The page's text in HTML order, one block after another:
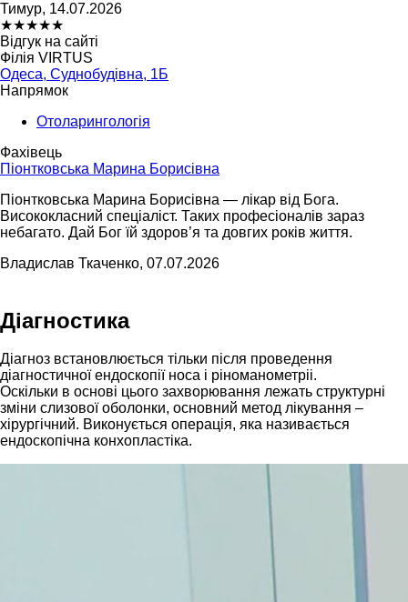
Тимур, 14.07.2026
★★★★★
Відгук на сайті
Філія VIRTUS
Одеса, Суднобудівна, 1Б
Напрямок
Отоларингологія
Фахівець
Піонтковська Марина Борисівна
Піонтковська Марина Борисівна — лікар від Бога.
Висококласний спеціаліст. Таких професіоналів зараз
небагато. Дай Бог їй здоров’я та довгих років життя.
Владислав Ткаченко, 07.07.2026
Діагностика
Діагноз встановлюється тільки після проведення
діагностичної ендоскопії носа і ріноманометріі.
Оскільки в основі цього захворювання лежать структурні
зміни слизової оболонки, основний метод лікування –
хірургічний. Виконується операція, яка називається
ендоскопічна конхопластіка.